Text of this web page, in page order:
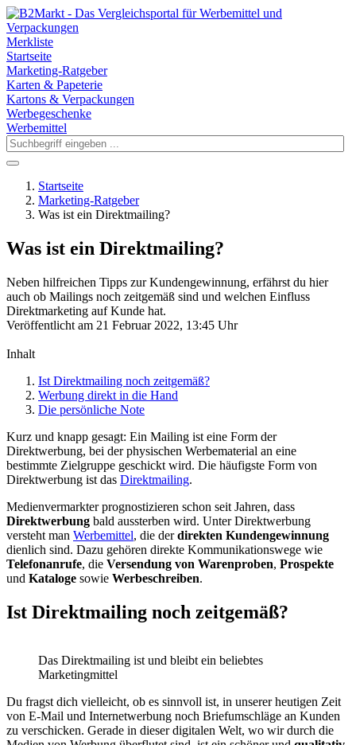
Merkliste
Startseite
Marketing-Ratgeber
Karten & Papeterie
Kartons & Verpackungen
Werbegeschenke
Werbemittel
Startseite
Marketing-Ratgeber
Was ist ein Direktmailing?
Was ist ein Direktmailing?
Neben hilfreichen Tipps zur Kundengewinnung, erfährst du hier
auch ob Mailings noch zeitgemäß sind und welchen Einfluss
Direktmarketing auf Kunde hat.
Veröffentlicht am 21 Februar 2022, 13:45 Uhr
Inhalt
Ist Direktmailing noch zeitgemäß?
Werbung direkt in die Hand
Die persönliche Note
Kurz und knapp gesagt: Ein Mailing ist eine Form der
Direktwerbung, bei der physischen Werbematerial an eine
bestimmte Zielgruppe geschickt wird. Die häufigste Form von
Direktwerbung ist das Direktmailing.
Medienvermarkter prognostizieren schon seit Jahren, dass
Direktwerbung bald aussterben wird. Unter Direktwerbung
versteht man Werbemittel, die derdirekten Kundengewinnung
dienlich sind. Dazu gehören direkte Kommunikationswege wie
Telefonanrufe, die Versendung von Warenproben, Prospekte
und Kataloge sowie Werbeschreiben.
Ist Direktmailing noch zeitgemäß?
Das Direktmailing ist und bleibt ein beliebtes
Marketingmittel
Du fragst dich vielleicht, ob es sinnvoll ist, in unserer heutigen Zeit
von E-Mail und Internetwerbung noch Briefumschläge an Kunden
zu verschicken. Gerade in dieser digitalen Welt, wo wir durch die